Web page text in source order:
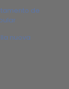
de
nuova